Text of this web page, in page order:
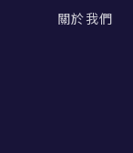
關於我們